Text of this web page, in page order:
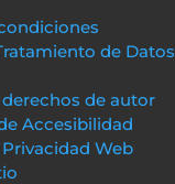
de Datos
derechos de autor
Accesibilidad
Web